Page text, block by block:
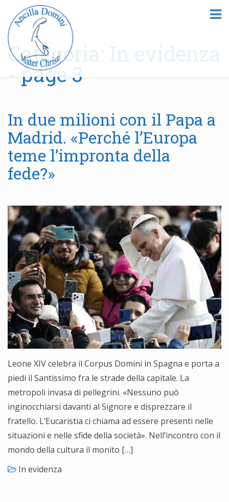
Categoria: In evidenza
- page 3
In due milioni con il Papa a
Madrid. «Perché l’Europa
teme l’impronta della
fede?»
Leone XIV celebra il Corpus Domini in Spagna e porta a
piedi il Santissimo fra le strade della capitale. La
metropoli invasa di pellegrini. «Nessuno può
inginocchiarsi davanti al Signore e disprezzare il
fratello. L’Eucaristia ci chiama ad essere presenti nelle
situazioni e nelle sfide della società». Nell’incontro con il
mondo della cultura il monito […]
In evidenza